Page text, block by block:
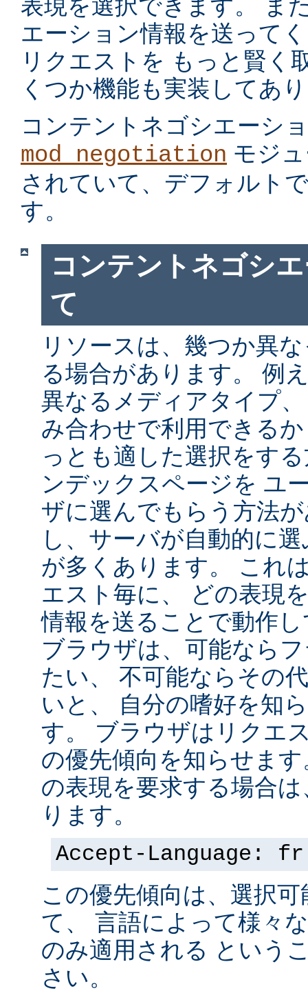
表現を選択できます。 ま
エーション情報を送って
リクエストを もっと賢く
くつか機能も実装してあ
コンテントネゴシエーシ
mod_negotiation モジ
されていて、デフォルト
す。
コンテントネゴシ
て
リソースは、幾つか異
る場合があります。 例
異なるメディアタイプ
み合わせで利用できる
っとも適した選択をす
ンデックスページを ユ
ザに選んでもらう方法
し、サーバが自動的に
が多くあります。 これ
エスト毎に、 どの表現
情報を送ることで動作
ブラウザは、可能なら
たい、 不可能ならその
いと、 自分の嗜好を知
す。 ブラウザはリクエ
の優先傾向を知らせま
の表現を要求する場合
ります。
Accept-Language: fr
この優先傾向は、選択
て、 言語によって様々
のみ適用される という
さい。